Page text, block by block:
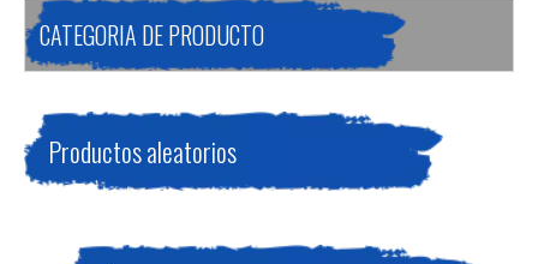
CATEGORIA DE PRODUCTO
Productos aleatorios